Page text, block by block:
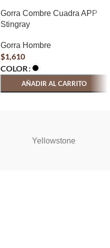
Gorra Combre Cuadra APP
Stingray
Gorra Hombre
$1,610
COLOR
AÑADIR AL CARRITO
Yellowstone